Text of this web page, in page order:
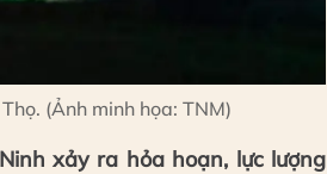
(Ảnh minh họa: TNM)
xảy ra hỏa hoạn, lực lượng